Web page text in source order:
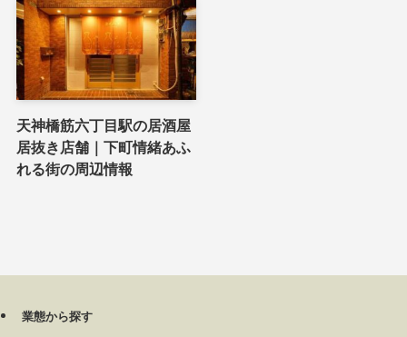
天神橋筋六丁目駅の居酒屋
居抜き店舗｜下町情緒あふ
れる街の周辺情報
業態から探す